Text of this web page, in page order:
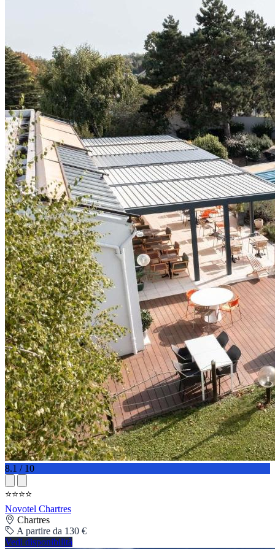
8.1 / 10
⭐⭐⭐⭐
Novotel Chartres
Chartres
A partire da 130 €
Vedi disponibilità